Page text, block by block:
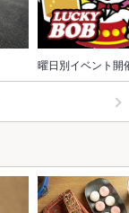
曜日別イベント開